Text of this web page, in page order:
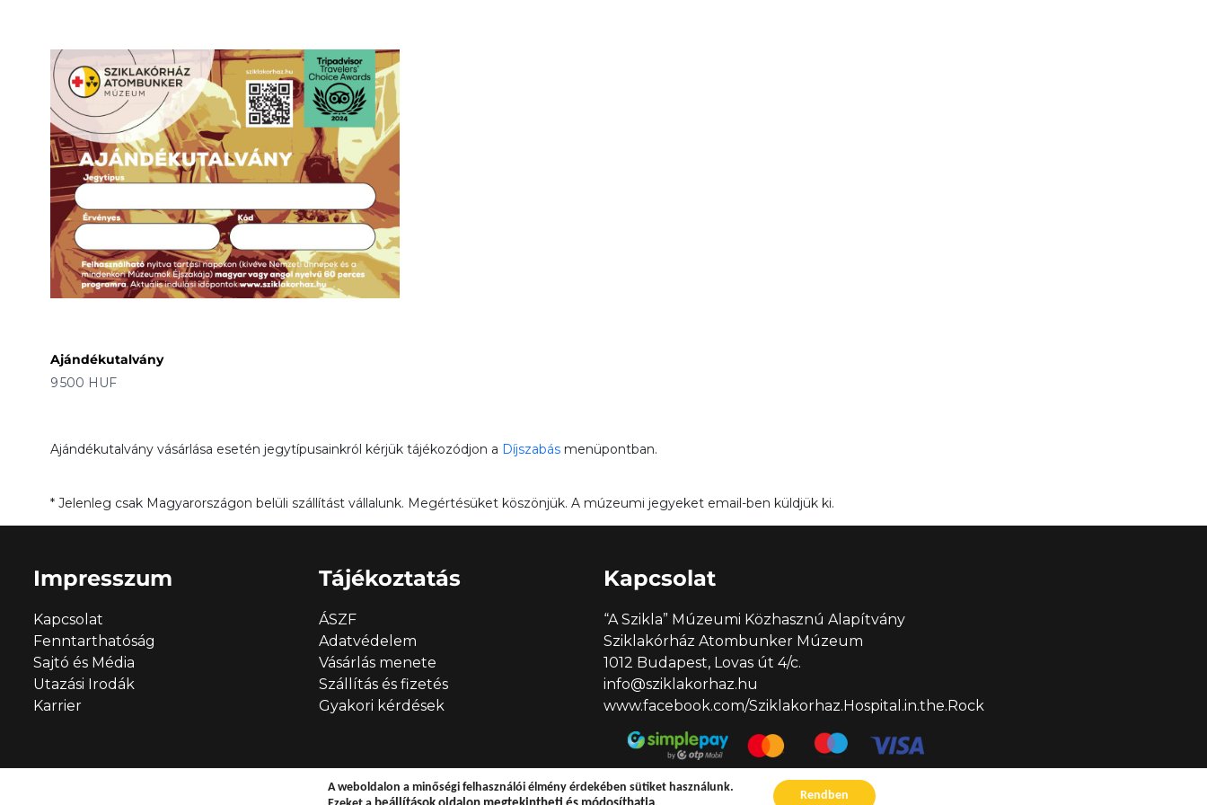
Ajándékutalvány
Ár
9 500 HUF
Ajándékutalvány vásárlása esetén jegytípusainkról kérjük tájékozódjon a Díjszabás menüpontban.
* Jelenleg csak Magyarországon belüli szállítást vállalunk. Megértésüket köszönjük. A múzeumi jegyeket email-ben küldjük ki.
Impresszum
Kapcsolat
Fenntarthatóság
Sajtó és Média
Utazási Irodák
Karrier
Tájékoztatás
ÁSZF
Adatvédelem
Vásárlás menete
Szállítás és fizetés
Gyakori kérdések
Kapcsolat
“A Szikla” Múzeumi Közhasznú Alapítvány
Sziklakórház Atombunker Múzeum
1012 Budapest, Lovas út 4/c.
info@sziklakorhaz.hu
www.facebook.com/Sziklakorhaz.Hospital.in.the.Rock
Copyright © 2026 Sziklakórház
A weboldalon a minőségi felhasználói élmény érdekében sütiket használunk.
Rendben